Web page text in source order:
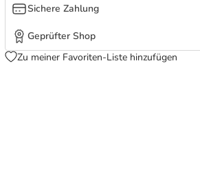
Sichere Zahlung
Geprüfter Shop
Zu meiner Favoriten-Liste hinzufügen